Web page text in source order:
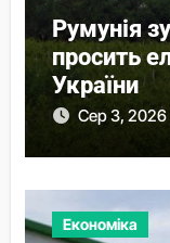
Румунія
просить
України
Сер 3, 2026
Економіка